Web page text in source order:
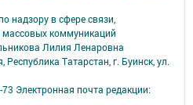
надзору в сфере связи,
коммуникаций
Лилия Ленаровна
Татарстан, г. Буинск, ул.
Электронная почта редакции: